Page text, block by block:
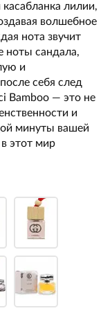
лилии,
волшебное
нота звучит
ноты сандала,
и
себя след
Bamboo — это не
и
минуты вашей
этот мир